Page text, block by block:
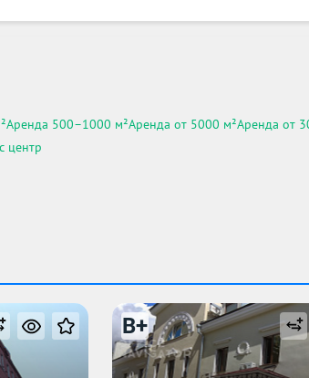
Аренда 500–1000 м²Аренда от 5000 м²Аренда от
центр
B+